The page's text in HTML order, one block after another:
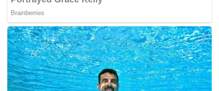
Terdahulu, ketika sesi soal balas, Uma Devi mendedahkan
beberapa tandatangan yang digunakan untuk
menandatangani cek bernilai jutaan ringgit tidak sama
dengan asal.
Muhammad Shafee juga tidak menolak dakwaan bekas
Ketua Pegawai Eksekutif SRC International Sdn Bhd, Nik